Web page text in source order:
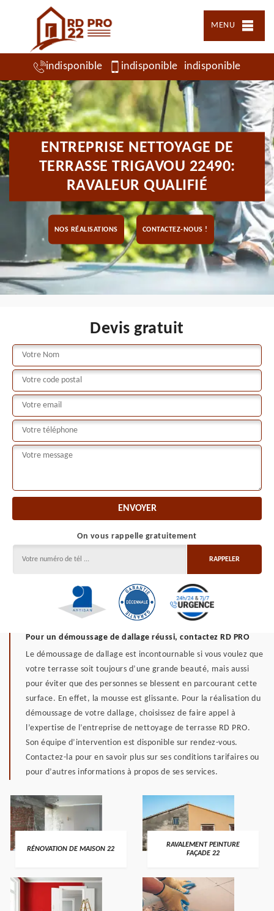
MENU
indisponible indisponible indisponible
ENTREPRISE NETTOYAGE DE
TERRASSE TRIGAVOU 22490:
RAVALEUR QUALIFIÉ
NOS RÉALISATIONS CONTACTEZ-NOUS !
Devis gratuit
On vous rappelle gratuitement
Pour un démoussage de dallage réussi, contactez RD PRO
Le démoussage de dallage est incontournable si vous voulez que
votre terrasse soit toujours d’une grande beauté, mais aussi
pour éviter que des personnes se blessent en parcourant cette
surface. En effet, la mousse est glissante. Pour la réalisation du
démoussage de votre dallage, choisissez de faire appel à
l’expertise de l’entreprise de nettoyage de terrasse RD PRO.
Son équipe d’intervention est disponible sur rendez-vous.
Contactez-la pour en savoir plus sur ses conditions tarifaires ou
pour d’autres informations à propos de ses services.
RÉNOVATION DE MAISON 22
RAVALEMENT PEINTURE
FAÇADE 22